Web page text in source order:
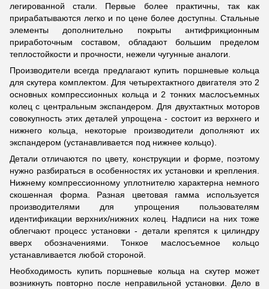
легированной стали. Первые более практичны, так как
прирабатываются легко и по цене более доступны. Стальные
элементы дополнительно покрыты антифрикционным
приработочным составом, обладают большим пределом
теплостойкости и прочности, нежели чугунные аналоги.
Производители всегда предлагают купить поршневые кольца
для скутера комплектом. Для четырехтактного двигателя это 2
основных компрессионных кольца и 2 тонких маслосъемных
колец с центральным экспандером. Для двухтактных моторов
совокупность этих деталей упрощена - состоит из верхнего и
нижнего кольца, некоторые производители дополняют их
экспандером (устанавливается под нижнее кольцо).
Детали отличаются по цвету, конструкции и форме, поэтому
нужно разбираться в особенностях их установки и крепления.
Нижнему компрессионному уплотнителю характерна немного
скошенная форма. Разная цветовая гамма используется
производителями для упрощения пользователям
идентификации верхних/нижних колец. Надписи на них тоже
облегчают процесс установки - детали крепятся к цилиндру
вверх обозначениями. Тонкое маслосъемное кольцо
устанавливается любой стороной.
Необходимость купить поршневые кольца на скутер может
возникнуть повторно после неправильной установки. Дело в